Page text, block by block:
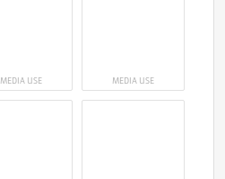
MEDIA USE MEDIA USE